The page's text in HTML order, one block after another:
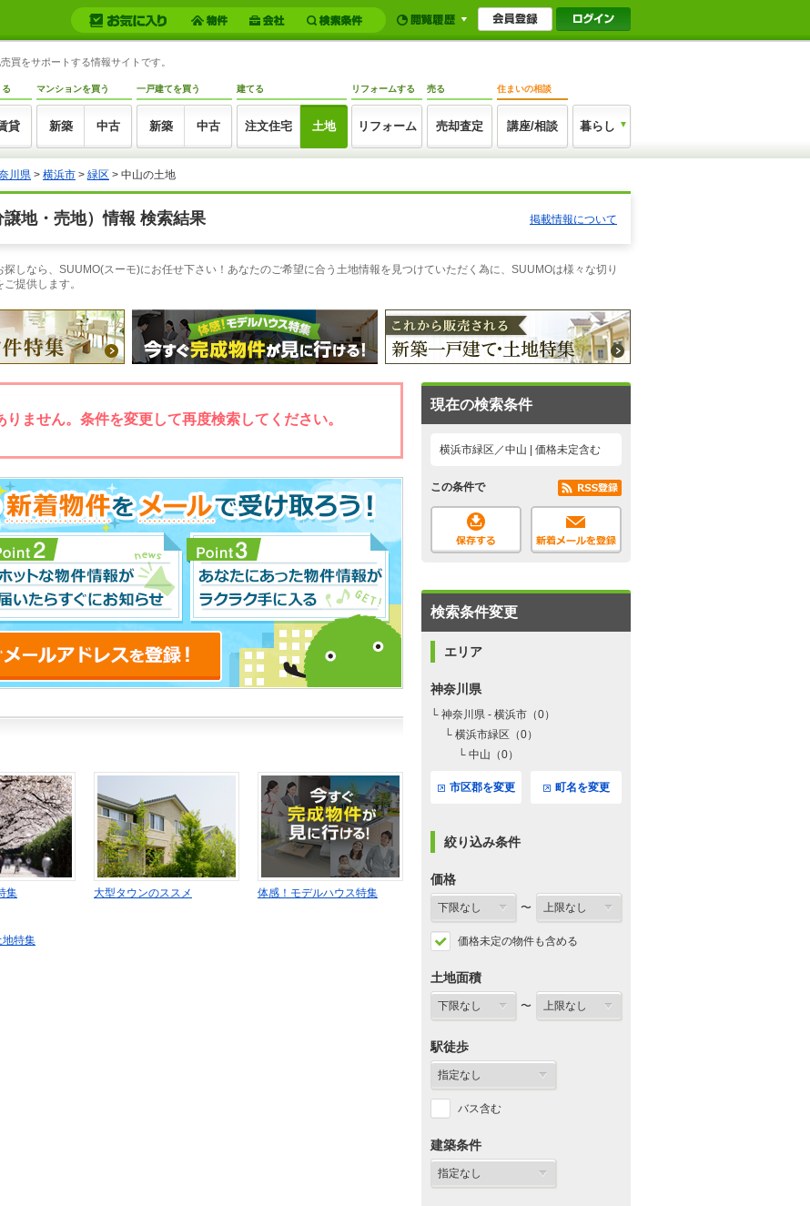
買をサポートする情報サイトです。
貸
マンションを買う
新築 中古
一戸建てを買う
新築 中古
建てる
注文住宅 土地
リフォームする
リフォーム
売る
売却査定
住まいの相談
講座/相談 暮らし
川県 > 横浜市 > 緑区 > 中山の土地
地・売地）情報 検索結果 掲載情報について
しなら、SUUMO(スーモ)にお任せ下さい！あなたのご希望に合う土地情報を見つけていただく為に、SUUMOは様々な切り
提供します。
ません。条件を変更して再度検索してください。
集 大型タウンのススメ 体感！モデルハウス特集
地特集
現在の検索条件
横浜市緑区／中山 | 価格未定含む
この条件で
検索条件変更
エリア
神奈川県
└ 神奈川県 - 横浜市（0）
└ 横浜市緑区（0）
└ 中山（0）
市区郡を変更 町名を変更
絞り込み条件
価格
〜
価格未定の物件も含める
土地面積
〜
駅徒歩
バス含む
建築条件